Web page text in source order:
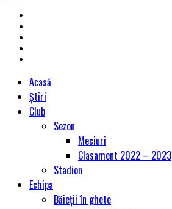
Acasă
Știri
Club
Sezon
Meciuri
Clasament 2022 – 2023
Stadion
Echipa
Băieții în ghete